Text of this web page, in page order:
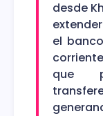
desde
el
que